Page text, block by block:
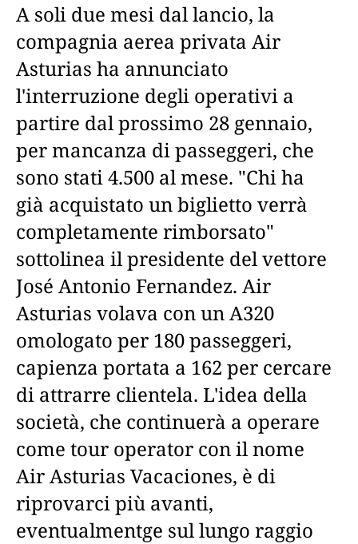
A soli due mesi dal lancio, la
compagnia aerea privata Air
Asturias ha annunciato
l'interruzione degli operativi a
partire dal prossimo 28 gennaio,
per mancanza di passeggeri, che
sono stati 4.500 al mese. "Chi ha
già acquistato un biglietto verrà
completamente rimborsato"
sottolinea il presidente del vettore
José Antonio Fernandez. Air
Asturias volava con un A320
omologato per 180 passeggeri,
capienza portata a 162 per cercare
di attrarre clientela. L'idea della
società, che continuerà a operare
come tour operator con il nome
Air Asturias Vacaciones, è di
riprovarci più avanti,
eventualmentge sul lungo raggio